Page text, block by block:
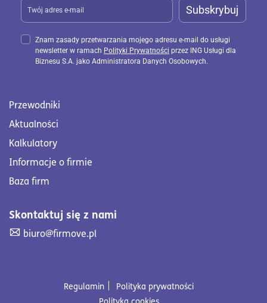
Przewodniki
Aktualności
Kalkulatory
Informacje o firmie
Baza firm
Skontaktuj się z nami
Skontaktuj się z nami. Wyślij mail na adres
biuro@firmove.pl
Subskrybuj
Znam zasady przetwarzania mojego adresu e-mail do usługi
newsletter w ramach Polityki Prywatności przez ING Usługi dla
Biznesu S.A. jako Administratora Danych Osobowych.
Regulamin
Polityka prywatności